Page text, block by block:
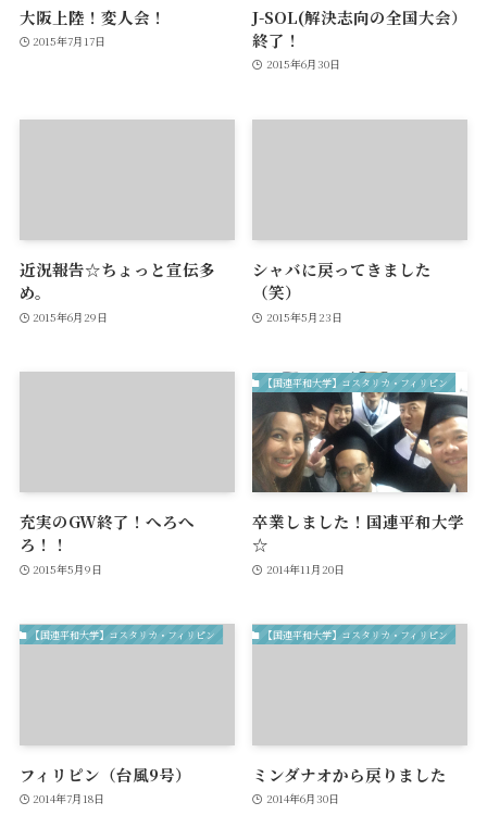
大阪上陸！変人会！
2015年7月17日
J-SOL(解決志向の全国大会）
終了！
2015年6月30日
近況報告☆ちょっと宣伝多
め。
2015年6月29日
シャバに戻ってきました
（笑）
2015年5月23日
充実のGW終了！へろへ
ろ！！
2015年5月9日
【国連平和大学】コスタリカ・フィリピン
卒業しました！国連平和大学
☆
2014年11月20日
【国連平和大学】コスタリカ・フィリピン
フィリピン（台風9号）
2014年7月18日
【国連平和大学】コスタリカ・フィリピン
ミンダナオから戻りました
2014年6月30日